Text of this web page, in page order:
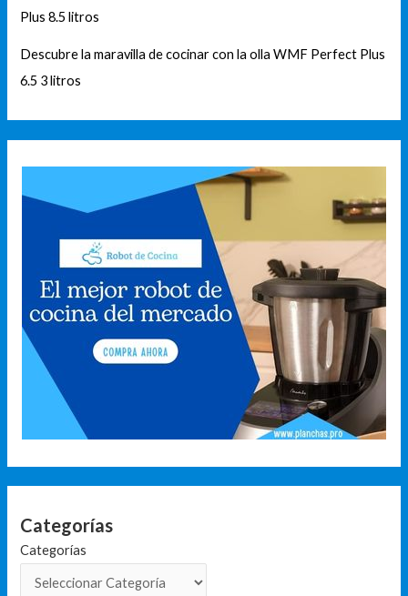
Plus 8.5 litros
Descubre la maravilla de cocinar con la olla WMF Perfect Plus
6.5 3 litros
Categorías
Categorías